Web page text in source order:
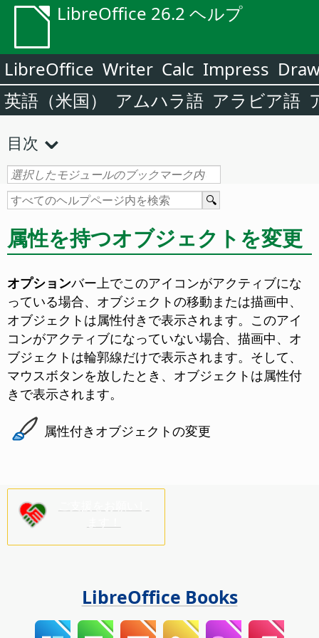
LibreOffice 26.2 ヘルプ
LibreOffice Writer Calc Impress
英語（米国）
アムハラ語 アラビア語
目次
属性を持つオブジェクトを変更
オプションバー上でこのアイコンがアクティブにな
っている場合、オブジェクトの移動または描画中、
オブジェクトは属性付きで表示されます。 このアイ
コンがアクティブになっていない場合、描画中、オ
ブジェクトは輪郭線だけで表示されます。そして、
マウスボタンを放したとき、オブジェクトは属性付
きで表示されます。
属性付きオブジェクトの変更
LibreOffice Books